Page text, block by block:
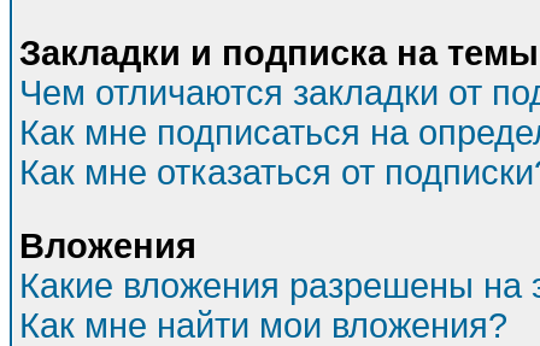
Закладки и подписка на темы
Чем отличаются закладки от
Как мне подписаться на
Как мне отказаться от
Вложения
Какие вложения разрешены на
Как мне найти мои вложения?